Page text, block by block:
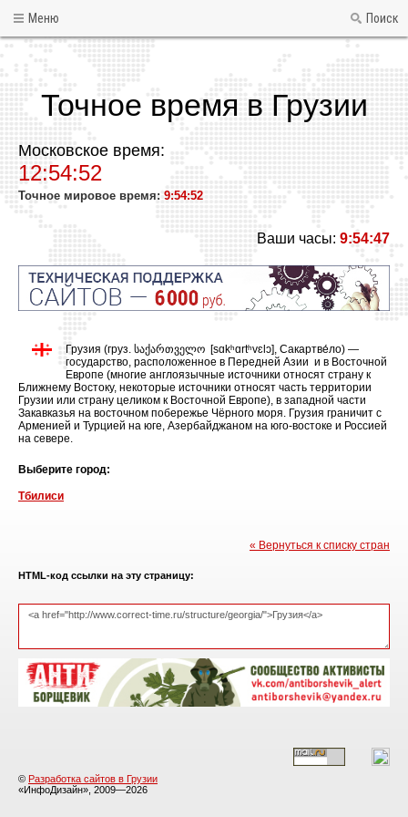
Меню Поиск
Точное время в Грузии
Московское время:
12:54:52
Точное мировое время: 9:54:52
Ваши часы: 9:54:47
Грузия (груз. საქართველო [sɑkʰɑrtʰvɛlɔ], Сакартве́ло) —
государство, расположенное в Передней Азии и в Восточной
Европе (многие англоязычные источники относят страну к
Ближнему Востоку, некоторые источники относят часть территории
Грузии или страну целиком к Восточной Европе), в западной части
Закавказья на восточном побережье Чёрного моря. Грузия граничит с
Арменией и Турцией на юге, Азербайджаном на юго-востоке и Россией
на севере.
Выберите город:
Тбилиси
« Вернуться к списку стран
HTML-код ссылки на эту страницу:
© Разработка сайтов в Грузии
«ИнфоДизайн», 2009—2026